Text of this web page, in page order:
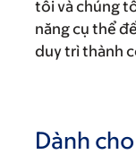
tôi và chúng
năng cụ thể
duy trì thành
Dành